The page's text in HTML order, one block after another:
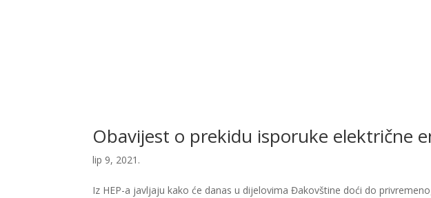
Obavijest o prekidu isporuke električne
lip 9, 2021.
Iz HEP-a javljaju kako će danas u dijelovima Đakovštine doći do